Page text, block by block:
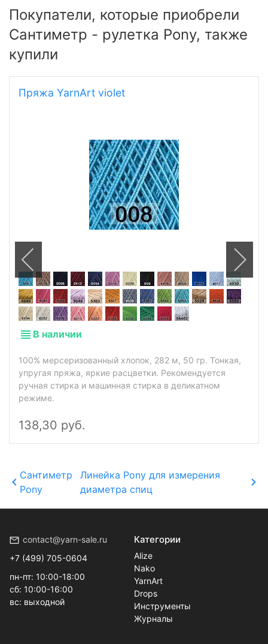
Покупатели, которые приобрели
Сантиметр - рулетка Pony, также
купили
Пряжа YarnArt violet
В наличии
100% мерсеризованный хлопок, 282 м, 50 гр. Тонкая,
упругая пряжа, яркие расцветки. Рекомендуется
ручная стирка и машинная стирка в деликатном
режиме.
138,30 руб.
Сантиметр
Pony
Линейка Pony для измерения
диаметра спиц
contact@yarn-sale.ru
+7 (499) 705-0604
пн-пт: 10:00-18:00
сб: 10:00-16:00
вс: выходной
Категории
Alize
Nako
YarnArt
Drops
Инструменты
Журналы